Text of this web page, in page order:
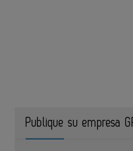
Publique su empresa